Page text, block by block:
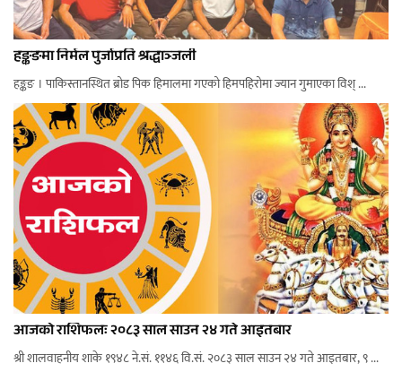
हङ्कङमा निर्मल पुर्जाप्रति श्रद्धाञ्जली
हङ्कङ । पाकिस्तानस्थित ब्रोड पिक हिमालमा गएको हिमपहिरोमा ज्यान गुमाएका विश् ...
आजको राशिफलः २०८३ साल साउन २४ गते आइतबार
श्री शालवाहनीय शाके १९४८ ने.सं. ११४६ वि.सं. २०८३ साल साउन २४ गते आइतबार, ९ ...